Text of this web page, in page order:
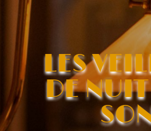
LES
DE